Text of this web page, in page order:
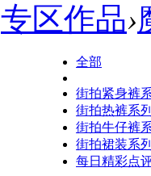
专区作品›
全部
街拍紧身裤
街拍热裤系
街拍牛仔裤
街拍裙装系
每日精彩点